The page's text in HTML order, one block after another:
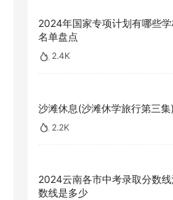
2024年国家专项计划有哪些
名单盘点
2.4K
沙滩休息(沙滩休学旅行第三集)
2.2K
2024云南各市中考录取分数
数线是多少